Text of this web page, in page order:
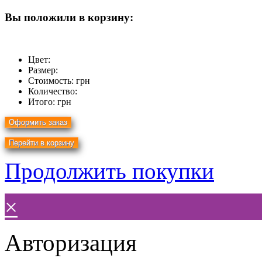
Вы положили в корзину:
Цвет:
Размер:
Стоимость: грн
Количество:
Итого: грн
Продолжить покупки
×
Авторизация